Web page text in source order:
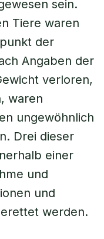
sein.
Tiere waren
der
Angaben der
verloren,
waren
ungewöhnlich
Drei dieser
einer
und
und
werden.